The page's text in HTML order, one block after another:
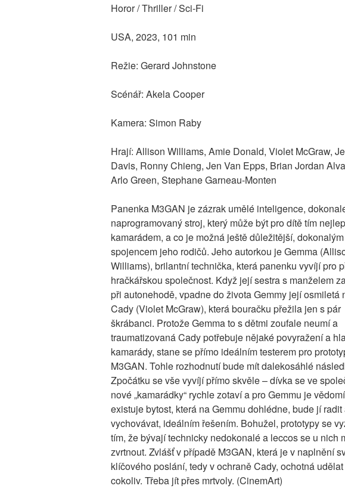
Horor / Thriller / Sci-Fi
USA, 2023, 101 min
Režie: Gerard Johnstone
Scénář: Akela Cooper
Kamera: Simon Raby
Hrají: Allison Williams, Amie Donald, Violet McGraw,
Davis, Ronny Chieng, Jen Van Epps, Brian Jordan
Arlo Green, Stephane Garneau-Monten
Panenka M3GAN je zázrak umělé inteligence,
naprogramovaný stroj, který může být pro dítě tím
kamarádem, a co je možná ještě důležitější, dokonalým
spojencem jeho rodičů. Jeho autorkou je Gemma
Williams), brilantní technička, která panenku vyvíjí pro
hračkářskou společnost. Když její sestra s manželem
při autonehodě, vpadne do života Gemmy její osmiletá
Cady (Violet McGraw), která bouračku přežila jen s pár
škrábanci. Protože Gemma to s dětmi zoufale neumí a
traumatizovaná Cady potřebuje nějaké povyražení a
kamarády, stane se přímo ideálním testerem pro
M3GAN. Tohle rozhodnutí bude mít dalekosáhlé
Zpočátku se vše vyvíjí přímo skvěle – dívka se ve
nové „kamarádky“ rychle zotaví a pro Gemmu je
existuje bytost, která na Gemmu dohlédne, bude jí radit
vychovávat, ideálním řešením. Bohužel, prototypy se
tím, že bývají technicky nedokonalé a leccos se u nich
zvrtnout. Zvlášť v případě M3GAN, která je v naplnění
klíčového poslání, tedy v ochraně Cady, ochotná udělat
cokoliv. Třeba jít přes mrtvoly. (CinemArt)